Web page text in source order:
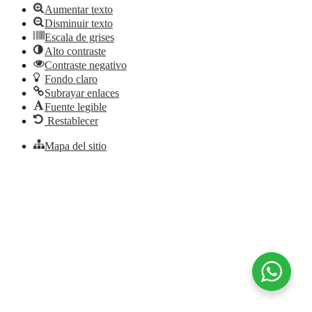
Aumentar texto
Disminuir texto
Escala de grises
Alto contraste
Contraste negativo
Fondo claro
Subrayar enlaces
Fuente legible
Restablecer
Mapa del sitio